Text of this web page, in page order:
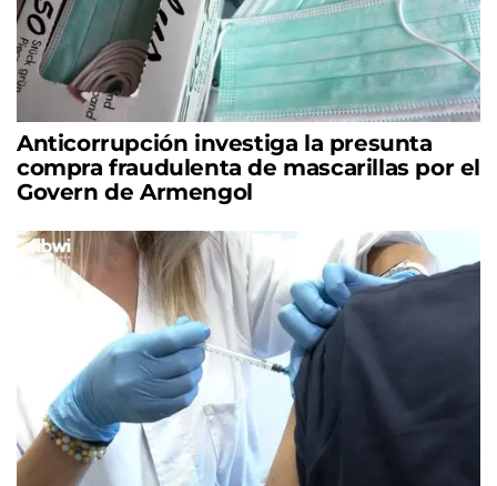
Anticorrupción investiga la presunta
compra fraudulenta de mascarillas por el
Govern de Armengol